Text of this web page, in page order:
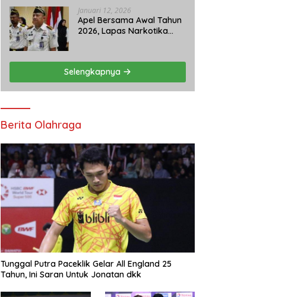
Beroperasi: APH Tutup
Mata?
Januari 12, 2026
Apel Bersama Awal Tahun
2026, Lapas Narkotika
Selengkapnya
Berita Olahraga
Tunggal Putra Paceklik Gelar All England 25
Tahun, Ini Saran Untuk Jonatan dkk